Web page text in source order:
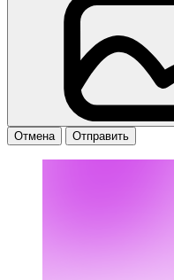
Отмена Отправить